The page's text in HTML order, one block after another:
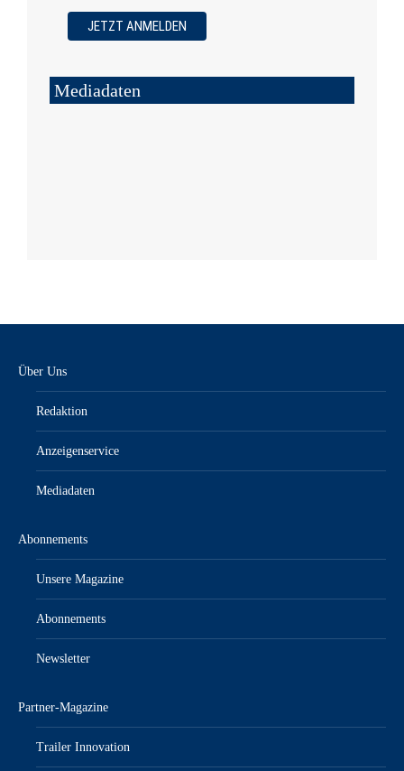
Mediadaten
Über Uns
Redaktion
Anzeigenservice
Mediadaten
Abonnements
Unsere Magazine
Abonnements
Newsletter
Partner-Magazine
Trailer Innovation